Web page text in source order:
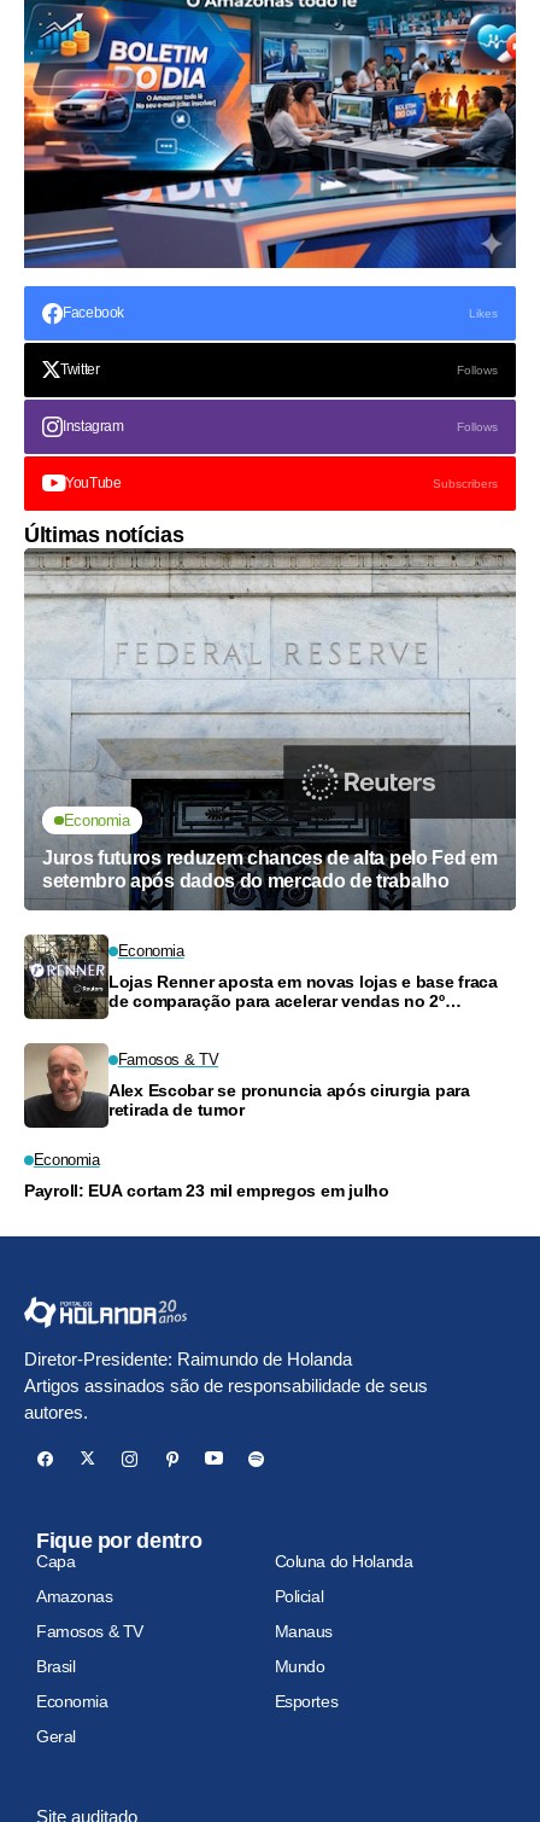
Facebook Likes
Twitter Follows
Instagram Follows
YouTube Subscribers
Últimas notícias
Economia
Juros futuros reduzem chances de alta pelo Fed em
setembro após dados do mercado de trabalho
Economia
Lojas Renner aposta em novas lojas e base fraca
de comparação para acelerar vendas no 2º
Famosos & TV
Alex Escobar se pronuncia após cirurgia para
retirada de tumor
Economia
Payroll: EUA cortam 23 mil empregos em julho
Diretor-Presidente: Raimundo de Holanda
Artigos assinados são de responsabilidade de seus
autores.
Fique por dentro
Capa
Coluna do Holanda
Amazonas
Policial
Famosos & TV
Manaus
Brasil
Mundo
Economia
Esportes
Geral
Site auditado